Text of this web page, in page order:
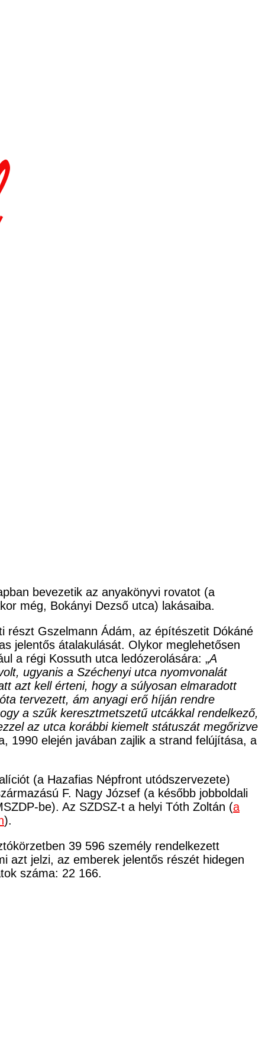
bevezetik az anyakönyvi rovatot (a
még, Bokányi Dezső utca) lakásaiba.
részt Gszelmann Ádám, az építészetit Dókáné
jelentős átalakulását. Olykor meglehetősen
a régi Kossuth utca ledózerolására: „A
ugyanis a Széchenyi utca nyomvonalát
azt kell érteni, hogy a súlyosan elmaradott
tervezett, ám anyagi erő híján rendre
a szűk keresztmetszetű utcákkal rendelkező,
az utca korábbi kiemelt státuszát megőrizve
1990 elején javában zajlik a strand felújítása, a
(a Hazafias Népfront utódszervezete)
F. Nagy József (a később jobboldali
be). Az SZDSZ-t a helyi Tóth Zoltán (a
).
39 596 személy rendelkezett
azt jelzi, az emberek jelentős részét hidegen
száma: 22 166.